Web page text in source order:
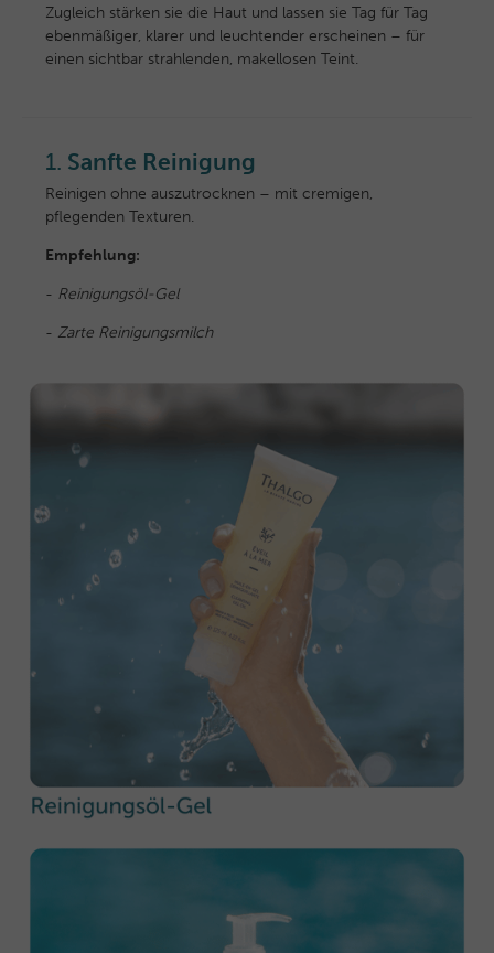
Zugleich stärken sie die Haut und lassen sie Tag für Tag
ebenmäßiger, klarer und leuchtender erscheinen – für
einen sichtbar strahlenden, makellosen Teint.
1. Sanfte Reinigung
Reinigen ohne auszutrocknen – mit cremigen,
pflegenden Texturen.
Empfehlung:
- Reinigungsöl-Gel
- Zarte Reinigungsmilch